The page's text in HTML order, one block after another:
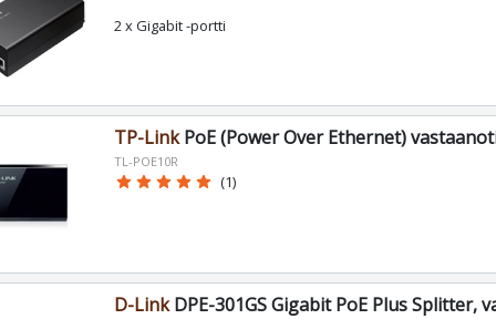
2 x Gigabit -portti
TP-LinkPoE (Power Over Ethernet)
TL-POE10R
star star star star star (1)
D-LinkDPE-301GS Gigabit PoE Plus Splitter,